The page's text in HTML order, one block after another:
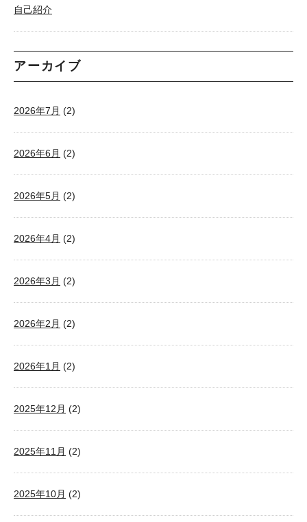
自己紹介
アーカイブ
2026年7月 (2)
2026年6月 (2)
2026年5月 (2)
2026年4月 (2)
2026年3月 (2)
2026年2月 (2)
2026年1月 (2)
2025年12月 (2)
2025年11月 (2)
2025年10月 (2)